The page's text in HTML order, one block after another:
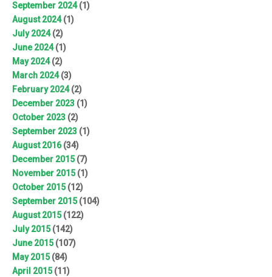
September 2024(1)
August 2024(1)
July 2024(2)
June 2024(1)
May 2024(2)
March 2024(3)
February 2024(2)
December 2023 (1)
October 2023 (2)
September 2023 (1)
August 2016(34)
December 2015(7)
November 2015(1)
October 2015(12)
September 2015(104)
August 2015(122)
July 2015(142)
June 2015(107)
May 2015(84)
April 2015(11)